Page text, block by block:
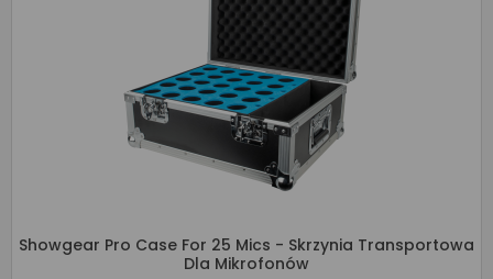
Showgear Pro Case For 25 Mics - Skrzynia Transportowa
Dla Mikrofonów